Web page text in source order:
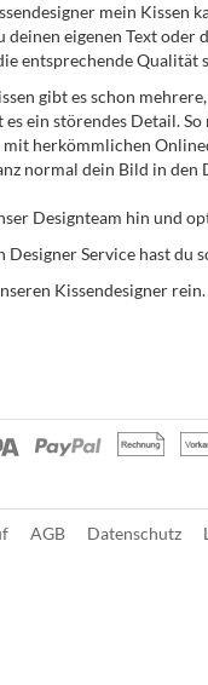
mein Kissen
deinen eigenen Text oder
entsprechende
gibt es schon
es ein störendes Detail.
mit herkömmlichen
normal dein Bild in den
Designteam hin und
Service hast du
Kissendesigner rein.
AGB Datenschutz